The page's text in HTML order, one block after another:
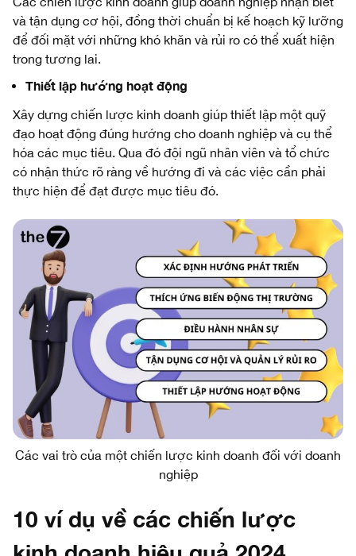
và tận dụng cơ hội, đồng thời chuẩn bị kế hoạch kỹ lưỡng
để đối mặt với những khó khăn và rủi ro có thể xuất hiện
trong tương lai.
Thiết lập hướng hoạt động
Xây dựng chiến lược kinh doanh giúp thiết lập một quỹ
đạo hoạt động đúng hướng cho doanh nghiệp và cụ thể
hóa các mục tiêu. Qua đó đội ngũ nhân viên và tổ chức
có nhận thức rõ ràng về hướng đi và các việc cần phải
thực hiện để đạt được mục tiêu đó.
Các vai trò của một chiến lược kinh doanh đối với doanh
nghiệp
10 ví dụ về các chiến lược